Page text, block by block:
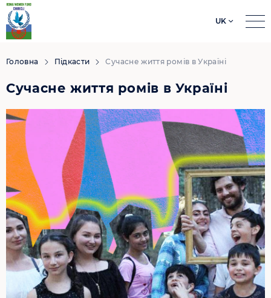
UK
for:
Головна Підкасти Сучасне життя ромів в Україні
Сучасне життя ромів в Україні